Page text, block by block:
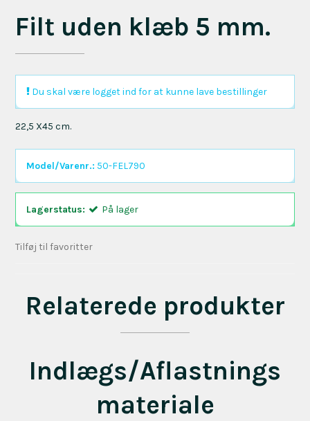
Filt uden klæb 5 mm.
Du skal være logget ind for at kunne lave bestillinger
22,5 X45 cm.
Model/Varenr.: 50-FEL790
Lagerstatus: På lager
Tilføj til favoritter
Relaterede produkter
Indlægs/Aflastnings
materiale